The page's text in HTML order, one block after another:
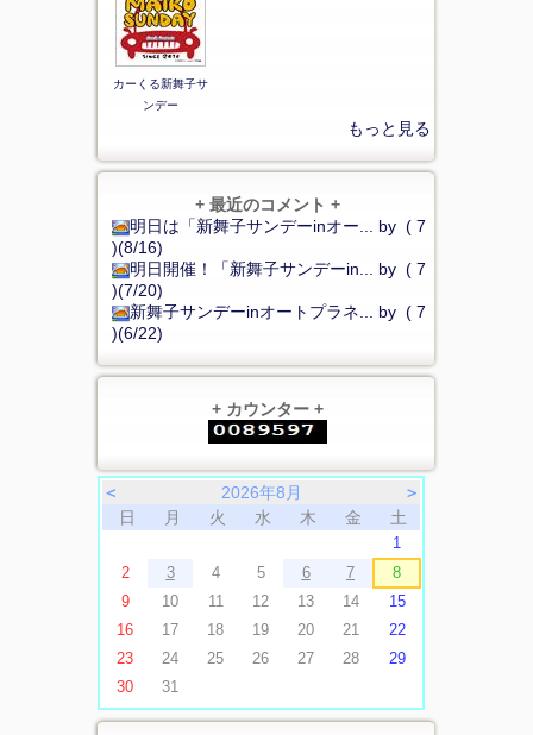
カーくる新舞子サ
ンデー
もっと見る
+ 最近のコメント +
明日は「新舞子サンデーinオー... by ( 7
)(8/16)
明日開催！「新舞子サンデーin... by ( 7
)(7/20)
新舞子サンデーinオートプラネ... by ( 7
)(6/22)
+ カウンター +
＜ 2026年8月
＞
日
月 火 水 木 金 土
1
2
3 4 5 6 7
8
9
10 11 12 13 14
15
16
17 18 19 20 21
22
23
24 25 26 27 28
29
30
31